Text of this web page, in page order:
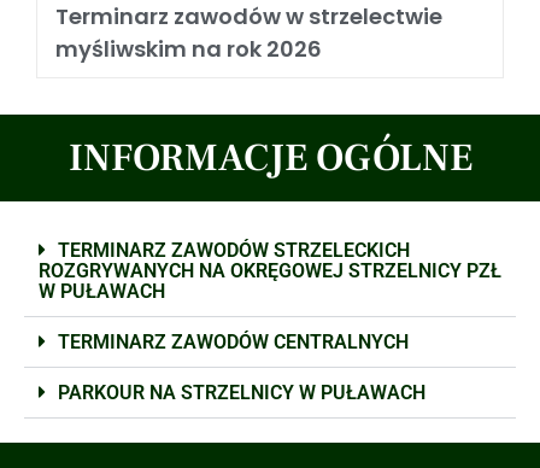
Terminarz zawodów w strzelectwie
myśliwskim na rok 2026
INFORMACJE OGÓLNE
TERMINARZ ZAWODÓW STRZELECKICH
ROZGRYWANYCH NA OKRĘGOWEJ STRZELNICY PZŁ
W PUŁAWACH
TERMINARZ ZAWODÓW CENTRALNYCH
PARKOUR NA STRZELNICY W PUŁAWACH